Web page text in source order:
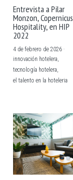
Privacidad
Entrevista a Pilar
Monzon, Copernicus
Hospitality, en HIP
2022
4 de febrero de 2026·
innovación hotelera,
tecnología hotelera,
el talento en la hoteleria